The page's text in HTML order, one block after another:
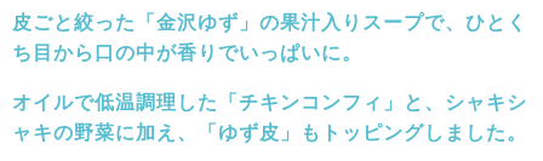
皮ごと絞った「金沢ゆず」の果汁入りスープで、ひとく
ち目から口の中が香りでいっぱいに。
オイルで低温調理した「チキンコンフィ」と、シャキシ
ャキの野菜に加え、「ゆず皮」もトッピングしました。